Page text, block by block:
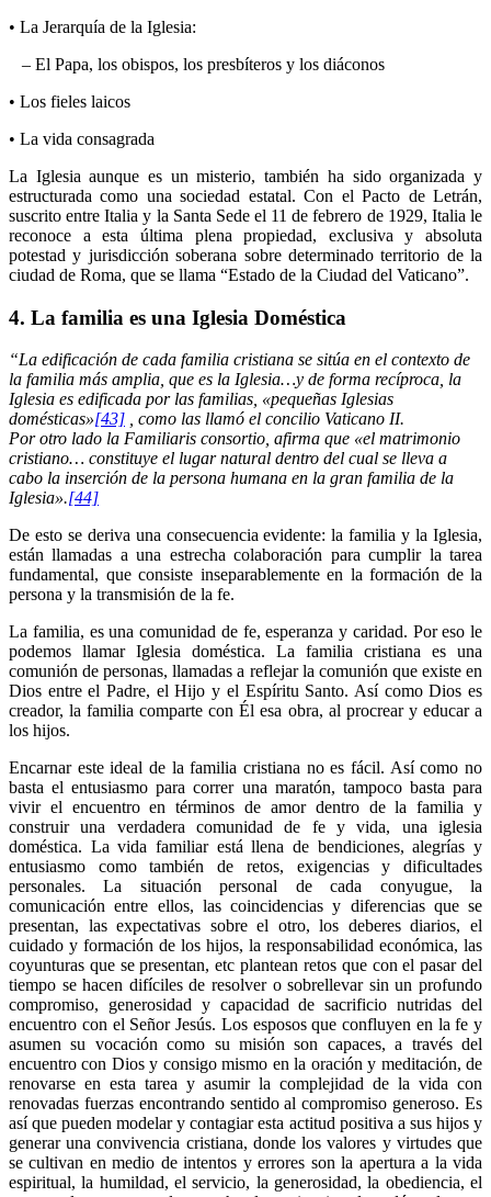
• La Jerarquía de la Iglesia:
– El Papa, los obispos, los presbíteros y los diáconos
• Los fieles laicos
• La vida consagrada
La Iglesia aunque es un misterio, también ha sido organizada y
estructurada como una sociedad estatal. Con el Pacto de Letrán,
suscrito entre Italia y la Santa Sede el 11 de febrero de 1929, Italia le
reconoce a esta última plena propiedad, exclusiva y absoluta
potestad y jurisdicción soberana sobre determinado territorio de la
ciudad de Roma, que se llama “Estado de la Ciudad del Vaticano”.
4. La familia es una Iglesia Doméstica
“La edificación de cada familia cristiana se sitúa en el contexto de
la familia más amplia, que es la Iglesia…y de forma recíproca, la
Iglesia es edificada por las familias, «pequeñas Iglesias
domésticas»[43] , como las llamó el concilio Vaticano II.
Por otro lado la Familiaris consortio, afirma que «el matrimonio
cristiano… constituye el lugar natural dentro del cual se lleva a
cabo la inserción de la persona humana en la gran familia de la
Iglesia».[44]
De esto se deriva una consecuencia evidente: la familia y la Iglesia,
están llamadas a una estrecha colaboración para cumplir la tarea
fundamental, que consiste inseparablemente en la formación de la
persona y la transmisión de la fe.
La familia, es una comunidad de fe, esperanza y caridad. Por eso le
podemos llamar Iglesia doméstica. La familia cristiana es una
comunión de personas, llamadas a reflejar la comunión que existe en
Dios entre el Padre, el Hijo y el Espíritu Santo. Así como Dios es
creador, la familia comparte con Él esa obra, al procrear y educar a
los hijos.
Encarnar este ideal de la familia cristiana no es fácil. Así como no
basta el entusiasmo para correr una maratón, tampoco basta para
vivir el encuentro en términos de amor dentro de la familia y
construir una verdadera comunidad de fe y vida, una iglesia
doméstica. La vida familiar está llena de bendiciones, alegrías y
entusiasmo como también de retos, exigencias y dificultades
personales. La situación personal de cada conyugue, la
comunicación entre ellos, las coincidencias y diferencias que se
presentan, las expectativas sobre el otro, los deberes diarios, el
cuidado y formación de los hijos, la responsabilidad económica, las
coyunturas que se presentan, etc plantean retos que con el pasar del
tiempo se hacen difíciles de resolver o sobrellevar sin un profundo
compromiso, generosidad y capacidad de sacrificio nutridas del
encuentro con el Señor Jesús. Los esposos que confluyen en la fe y
asumen su vocación como su misión son capaces, a través del
encuentro con Dios y consigo mismo en la oración y meditación, de
renovarse en esta tarea y asumir la complejidad de la vida con
renovadas fuerzas encontrando sentido al compromiso generoso. Es
así que pueden modelar y contagiar esta actitud positiva a sus hijos y
generar una convivencia cristiana, donde los valores y virtudes que
se cultivan en medio de intentos y errores son la apertura a la vida
espiritual, la humildad, el servicio, la generosidad, la obediencia, el